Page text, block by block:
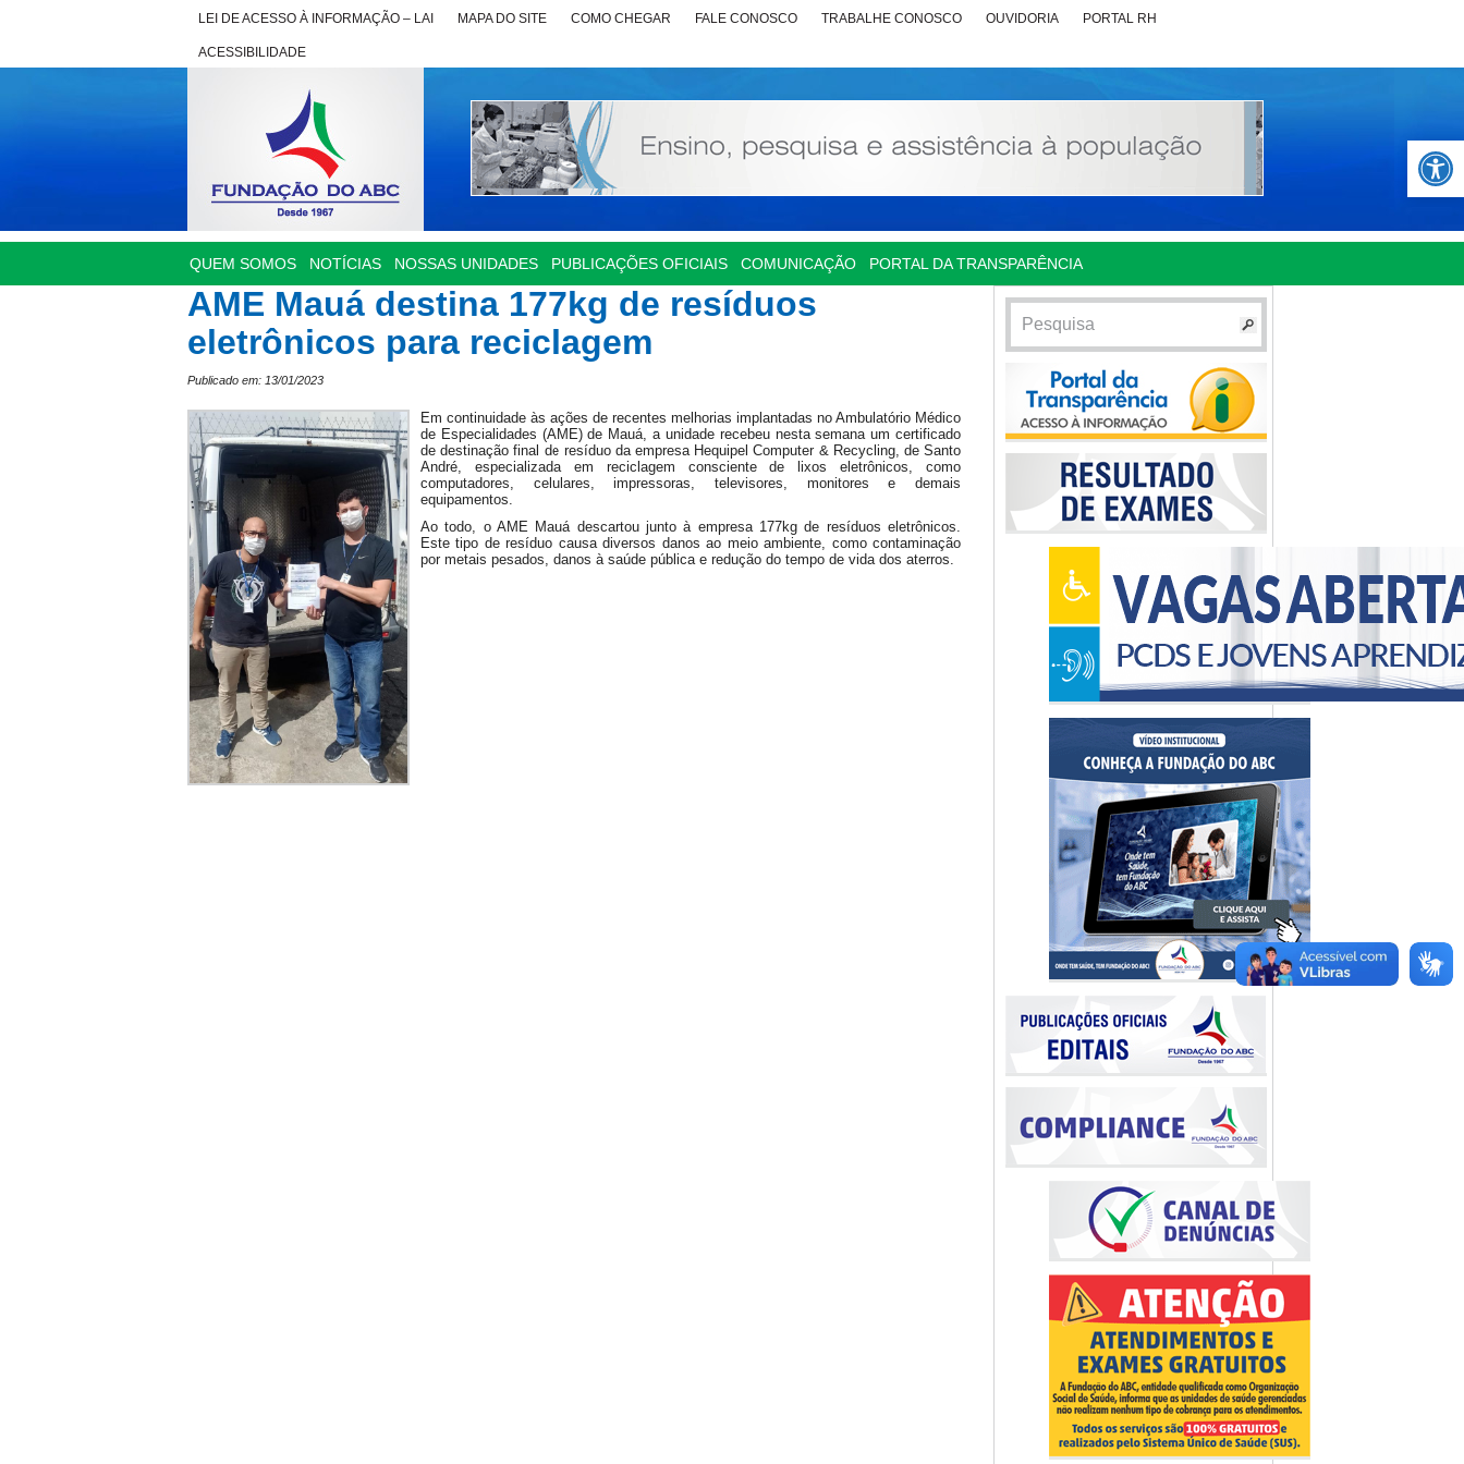
Abrir
LEI DE ACESSO À INFORMAÇÃO – LAI MAPA DO SITE COMO CHEGAR FALE CONOSCO TRABALHE CONOSCO OUVIDORIA PORTAL RH
ACESSIBILIDADE
QUEM SOMOS NOTÍCIAS NOSSAS UNIDADES PUBLICAÇÕES OFICIAIS COMUNICAÇÃO PORTAL DA TRANSPARÊNCIA
AME Mauá destina 177kg de resíduos
eletrônicos para reciclagem
Publicado em: 13/01/2023
Em continuidade às ações de recentes melhorias implantadas no Ambulatório Médico
de Especialidades (AME) de Mauá, a unidade recebeu nesta semana um certificado
de destinação final de resíduo da empresa Hequipel Computer & Recycling, de Santo
André, especializada em reciclagem consciente de lixos eletrônicos, como
computadores, celulares, impressoras, televisores, monitores e demais
equipamentos.
Ao todo, o AME Mauá descartou junto à empresa 177kg de resíduos eletrônicos.
Este tipo de resíduo causa diversos danos ao meio ambiente, como contaminação
por metais pesados, danos à saúde pública e redução do tempo de vida dos aterros.